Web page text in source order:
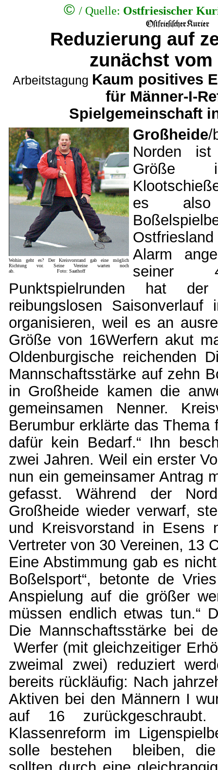
© / Quelle: Ostfriesischer
Reduzierung auf
zunächst vom
Arbeitstagung Kaum positives
für Männer-I-
Spielgemeinschaft
Wohin geht es? Der Kreisvorstand gab eine möglich
Richtung vor. Seine Vereine warten noch
ab. Foto: Saathoff
Großheide/
Norden ist
Größe
es
Alarm
seiner
Punktspielrunden hat
reibungslosen
organisieren, weil es an
Größe von 16Werfern akut
Oldenburgische reichenden
Mannschaftsstärke auf zehn
in Großheide kamen die
gemeinsamen Nenner.
Berumbur erklärte das Thema
dafür kein Bedarf.“ Ihn
zwei Jahren. Weil ein erster
nun ein gemeinsamer Antrag
gefasst. Während der
Großheide wieder verwarf,
und Kreisvorstand in Esens
Vertreter von 30 Vereinen, 13
Eine Abstimmung gab es
Boßelsport“, betonte de
Anspielung auf die größer
müssen endlich etwas tun.“
Die Mannschaftsstärke bei
Werfer (mit gleichzeitiger
zweimal zwei) reduziert
bereits rückläufig: Nach
Aktiven bei den Männern I
auf 16
Klassenreform im
solle bestehen bleiben,